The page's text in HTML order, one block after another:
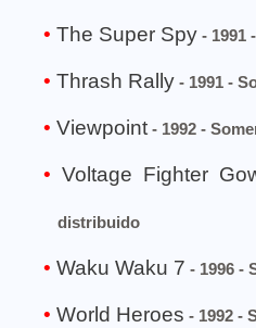
The Super Spy - 1991
Thrash Rally - 1991 -
Viewpoint - 1992 -
Voltage Fighter
distribuido
Waku Waku 7 - 1996 -
World Heroes - 1992 -